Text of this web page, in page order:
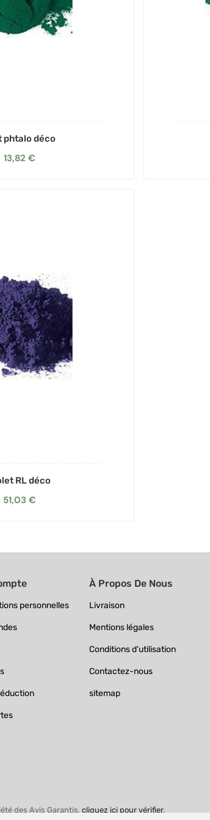
phtalo déco
13,82 €
RL déco
51,03 €
personnelles
À Propos De Nous
Livraison
Mentions légales
Conditions d'utilisation
Contactez-nous
sitemap
des Avis Garantis, cliquez ici pour vérifier.